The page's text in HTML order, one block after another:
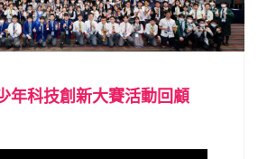
年科技創新大賽活動回顧